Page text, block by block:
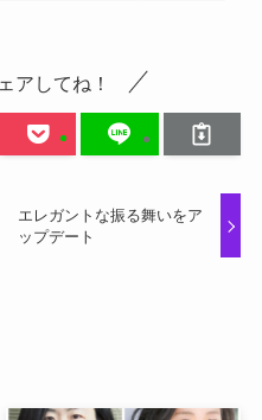
アしてね！
エレガントな振る舞いをア
ップデート